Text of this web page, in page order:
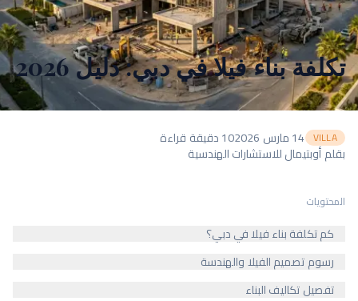
تكلفة بناء فيلا في دبي: دليل 2026
VILLA 14 مارس 2026 10دقيقة قراءة
بقلمأوبتيمال للاستشارات الهندسية
المحتويات
كم تكلفة بناء فيلا في دبي؟
رسوم تصميم الفيلا والهندسة
تفصيل تكاليف البناء